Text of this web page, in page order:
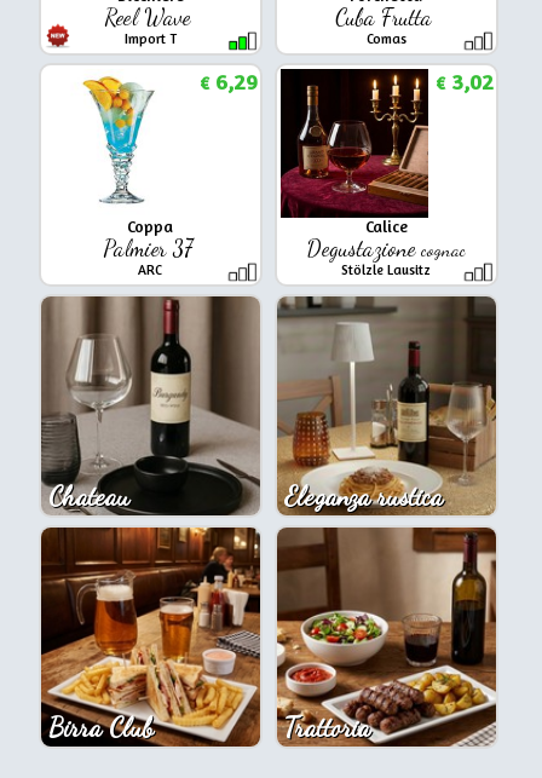
Reel Wave
Import T
Cuba Frutta
Comas
Coppa
Palmier 37
ARC
€6,29
Calice
Degustazionecognac
Stölzle Lausitz
€3,02
Chateau Eleganza rustica
Birra Club Trattoria